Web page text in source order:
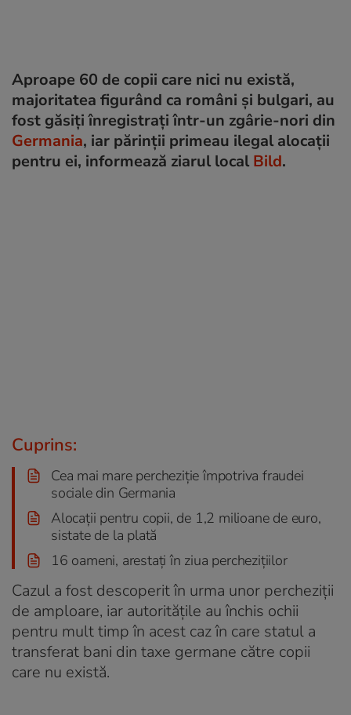
Aproape 60 de copii care nici nu există,
majoritatea figurând ca români și bulgari, au
fost găsiți înregistrați într-un zgârie-nori din
Germania, iar părinții primeau ilegal alocații
pentru ei, informează ziarul local Bild.
Cuprins:
Cea mai mare percheziție împotriva fraudei
sociale din Germania
Alocații pentru copii, de 1,2 milioane de euro,
sistate de la plată
16 oameni, arestați în ziua perchezițiilor
Cazul a fost descoperit în urma unor percheziții
de amploare, iar autoritățile au închis ochii
pentru mult timp în acest caz în care statul a
transferat bani din taxe germane către copii
care nu există.